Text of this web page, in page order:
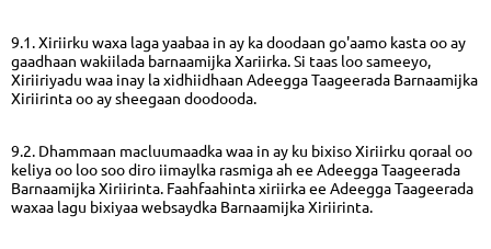
9.1. Xiriirku waxa laga yaabaa in ay ka doodaan go'aamo kasta oo ay
gaadhaan wakiilada barnaamijka Xariirka. Si taas loo sameeyo,
Xiriiriyadu waa inay la xidhiidhaan Adeegga Taageerada Barnaamijka
Xiriirinta oo ay sheegaan doodooda.
9.2. Dhammaan macluumaadka waa in ay ku bixiso Xiriirku qoraal oo
keliya oo loo soo diro iimaylka rasmiga ah ee Adeegga Taageerada
Barnaamijka Xiriirinta. Faahfaahinta xiriirka ee Adeegga Taageerada
waxaa lagu bixiyaa websaydka Barnaamijka Xiriirinta.